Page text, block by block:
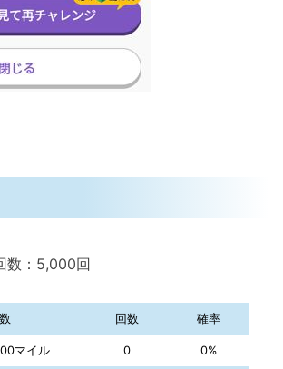
数：5,000回
回数 確率
マイル 0 0%